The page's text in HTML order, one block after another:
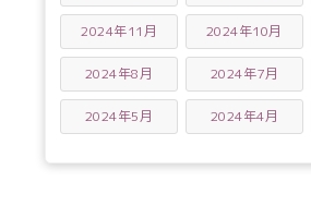
2024年11月 2024年10月
2024年8月 2024年7月
2024年5月 2024年4月